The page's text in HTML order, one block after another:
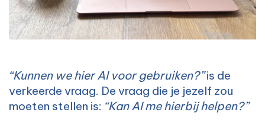
“Kunnen we hier AI voor gebruiken?”is de
verkeerde vraag. De vraag die je jezelf zou
moeten stellen is: “Kan AI me hierbij helpen?”